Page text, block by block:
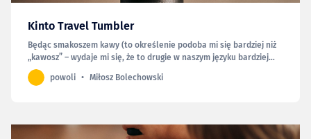
Kinto Travel Tumbler
Będąc smakoszem kawy (to określenie podoba mi się bardziej niż
„kawosz” – wydaje mi się, że to drugie w naszym języku bardziej
określa kogoś, kto zwyczajnie pije dużo kawy), kubek termiczny
staje się wyposażeniem niezbędnym. Chcąc się uchronić przed
powoli Miłosz Bolechowski